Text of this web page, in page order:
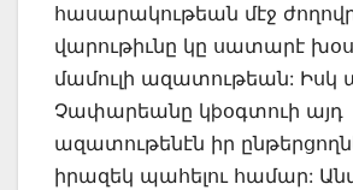
հասարակութեան մէջ
վարութիւնը կը սատարէ
մամուլի ազատութեան: Իսկ
Չափարեանը կþօգտուի այդ
ազատութենէն իր
իրազեկ պահելու համար: